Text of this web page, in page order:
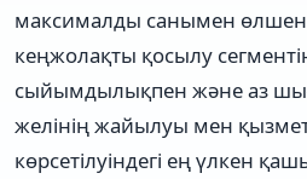
максималды санымен
кеңжолақты қосылу
сыйымдылықпен және аз
желінің жайылуы мен
көрсетілуіндегі ең үлкен